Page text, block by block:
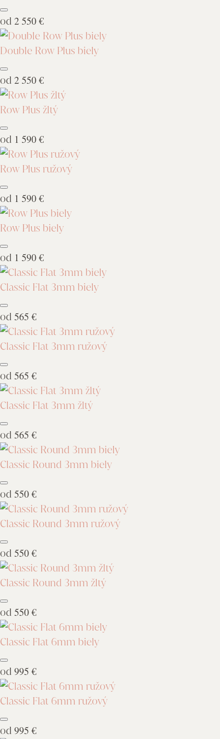
od 2 550 €
Double Row Plus biely
od 2 550 €
Row Plus žltý
od 1 590 €
Row Plus ružový
od 1 590 €
Row Plus biely
od 1 590 €
Classic Flat 3mm biely
od 565 €
Classic Flat 3mm ružový
od 565 €
Classic Flat 3mm žltý
od 565 €
Classic Round 3mm biely
od 550 €
Classic Round 3mm ružový
od 550 €
Classic Round 3mm žltý
od 550 €
Classic Flat 6mm biely
od 995 €
Classic Flat 6mm ružový
od 995 €